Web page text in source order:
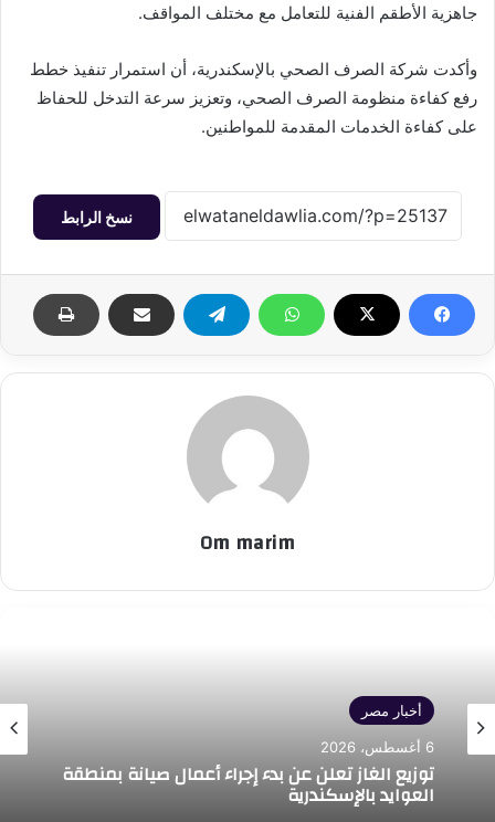
جاهزية الأطقم الفنية للتعامل مع مختلف المواقف.
وأكدت شركة الصرف الصحي بالإسكندرية، أن استمرار تنفيذ خطط
رفع كفاءة منظومة الصرف الصحي، وتعزيز سرعة التدخل للحفاظ
على كفاءة الخدمات المقدمة للمواطنين.
نسخ الرابط
Om marim
أخبار مصر
6 أغسطس، 2026
توزيع الغاز تعلن عن بدء إجراء أعمال صيانة بمنطقة
العوايد بالإسكندرية